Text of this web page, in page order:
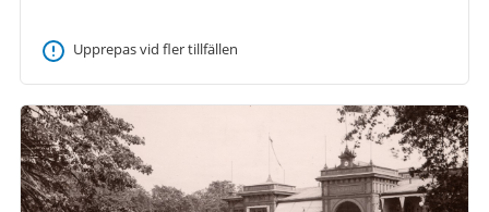
Upprepas vid fler tillfällen